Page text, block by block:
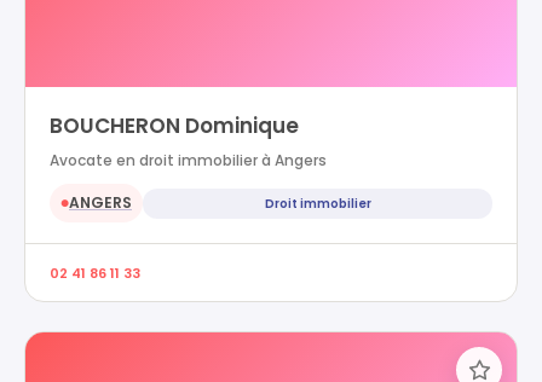
BOUCHERON Dominique
Avocate en droit immobilier à Angers
●ANGERS Droit immobilier
02 41 86 11 33